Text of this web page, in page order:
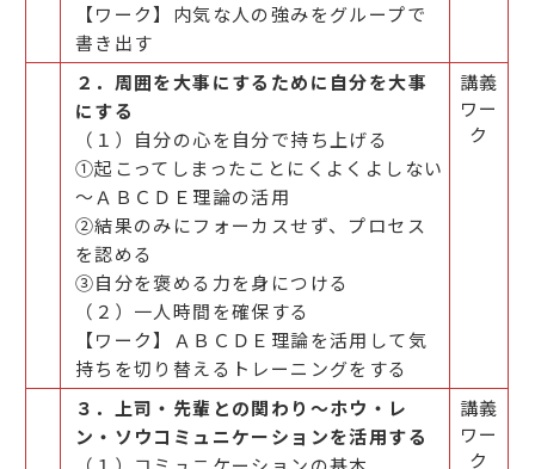
【ワーク】内気な人の強みをグループで
書き出す
２．周囲を大事にするために自分を大事
にする
（１）自分の心を自分で持ち上げる
①起こってしまったことにくよくよしない
～ＡＢＣＤＥ理論の活用
②結果のみにフォーカスせず、プロセス
を認める
③自分を褒める力を身につける
（２）一人時間を確保する
【ワーク】ＡＢＣＤＥ理論を活用して気
持ちを切り替えるトレーニングをする
講義
ワー
ク
３．上司・先輩との関わり～ホウ・レ
ン・ソウコミュニケーションを活用する
講義
ワー
ク